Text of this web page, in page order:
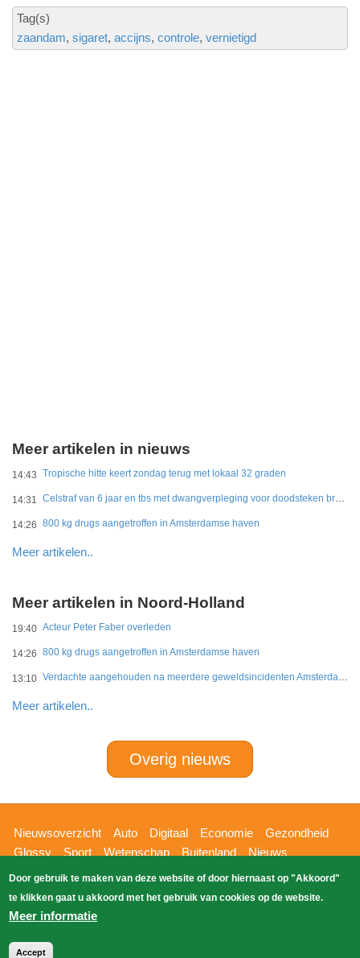
Tag(s)
zaandam sigaret accijns controle vernietigd
Meer artikelen in nieuws
14:43 Tropische hitte keert zondag terug met lokaal 32 graden
14:31 Celstraf van 6 jaar en tbs met dwangverpleging voor doodsteken broer in Gouda
14:26 800 kg drugs aangetroffen in Amsterdamse haven
Meer artikelen..
Meer artikelen in Noord-Holland
19:40 Acteur Peter Faber overleden
14:26 800 kg drugs aangetroffen in Amsterdamse haven
13:10 Verdachte aangehouden na meerdere geweldsincidenten Amsterdam-West
Meer artikelen..
Overig nieuws
Hoofdnavigatie
Nieuwsoverzicht Auto Digitaal Economie
Gezondheid
Glossy
Sport Wetenschap Buitenland
Nieuws
Bizzpress
Blik op 112 Provincies
Weekoverzicht
Zoeken
Copyright Blik Op Nieuws 2026gehost
Door gebruik te maken van deze website of door hiernaast op "Akkoord"
te klikken gaat u akkoord met het gebruik van cookies op de website.
Meer informatie
Accept